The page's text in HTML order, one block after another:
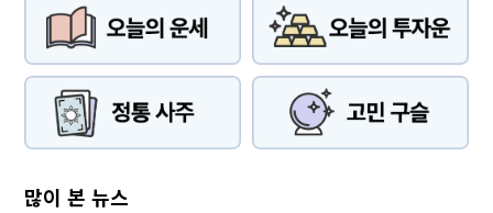
많이 본 뉴스